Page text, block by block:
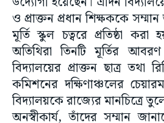
ও প্রাক্তন প্রধান শিক্ষককে
মূর্তি স্কুল চত্বরে প্রতিষ্ঠা করা
অতিথিরা তিনটি মূর্তির
বিদ্যালয়ের প্রাক্তন ছাত্র তথা
কমিশনের দক্ষিণাঞ্চলের
বিদ্যালয়কে রাজ্যের মানচিত্রে
অনস্বীকার্য, তাঁদের সম্মান